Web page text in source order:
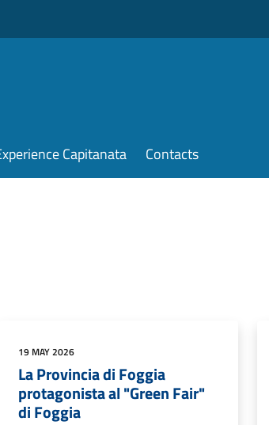
Capitanata Contacts
19 MAY 2026
La Provincia di Foggia
protagonista al "Green Fair"
di Foggia